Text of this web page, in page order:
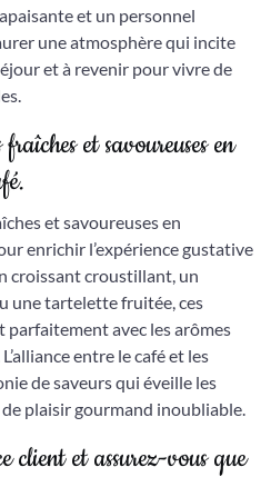
et un personnel
une atmosphère qui incite
et à revenir pour vivre de
et savoureuses en
et savoureuses en
enrichir l’expérience gustative
croissant croustillant, un
une tartelette fruitée, ces
parfaitement avec les arômes
entre le café et les
de saveurs qui éveille les
plaisir gourmand inoubliable.
client et assurez-vous que